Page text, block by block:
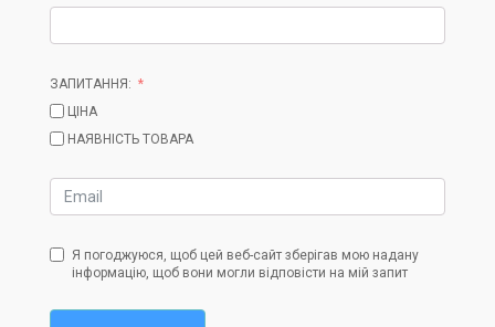
ЗАПИТАННЯ:
ЦІНА
НАЯВНІСТЬ ТОВАРА
Я погоджуюся, щоб цей веб-сайт зберігав мою надану
інформацію, щоб вони могли відповісти на мій запит